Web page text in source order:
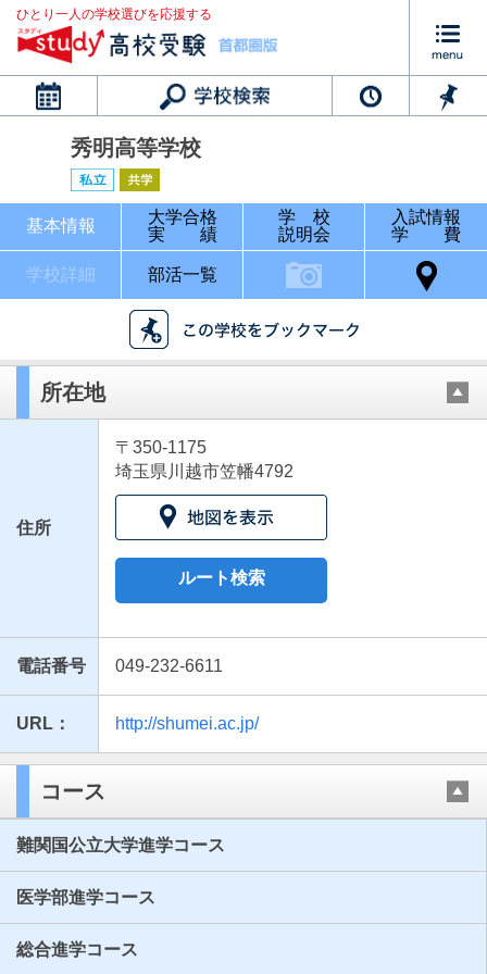
ひとり一人の学校選びを応援する
カレンダー
ブックマークした学校
秀明高等学校
基本情報
大学合格
実 績
学 校
説明会
入試情報
学 費
学校詳細 部活一覧
所在地
住所
〒350-1175
埼玉県川越市笠幡4792
ルート検索
電話番号 049-232-6611
URL： http://shumei.ac.jp/
コース
難関国公立大学進学コース
医学部進学コース
総合進学コース